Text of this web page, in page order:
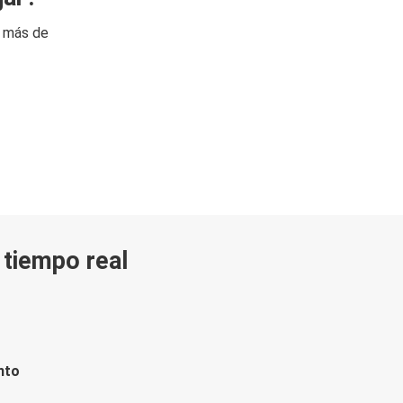
de
real